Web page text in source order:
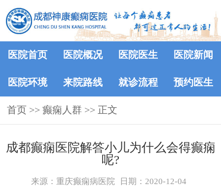
医院首页 医院概况 医院医生 医院新闻
医院环境 来院路线 就诊流程 预约医生
首页 >> 癫痫人群 >> 正文
成都癫痫医院解答小儿为什么会得癫痫
呢?
来源：重庆癫痫病医院 日期：2020-12-04